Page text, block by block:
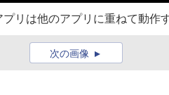
リは他のアプリに重ねて動作
次の画像